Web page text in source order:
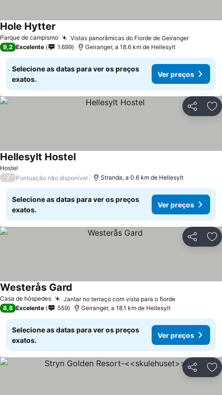
Parque de campismo Vistas panorâmicas do Fiorde de Geiranger
Hole Hytter
9,2 Excelente 1.699 Geiranger, a 18.6 km de Hellesylt
Selecione as datas para ver os preços
exatos.
Ver preços
Partilhar
Hostel
Hellesylt Hostel
/ Pontuação não disponível Stranda, a 0.6 km de Hellesylt
Selecione as datas para ver os preços
exatos.
Ver preços
Partilhar
Casa de hóspedes Jantar no terraço com vista para o fiorde
Westerås Gard
8,8 Excelente 559 Geiranger, a 18.1 km de Hellesylt
Selecione as datas para ver os preços
exatos.
Ver preços
Partilhar